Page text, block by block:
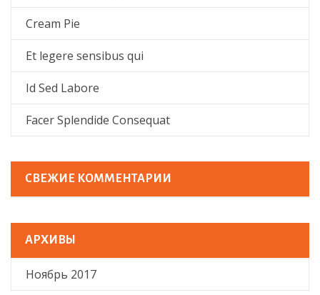
Cream Pie
Et legere sensibus qui
Id Sed Labore
Facer Splendide Consequat
СВЕЖИЕ КОММЕНТАРИИ
АРХИВЫ
Ноябрь 2017